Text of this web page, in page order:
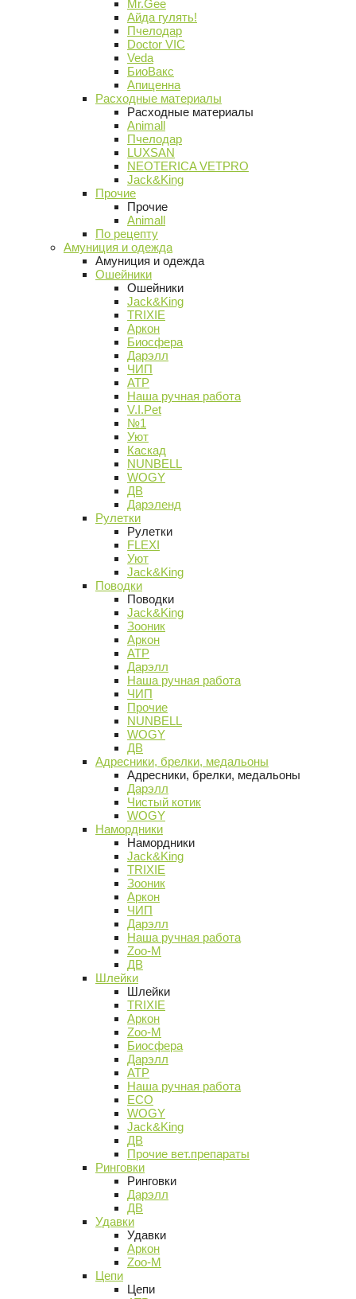
Mr.Gee
Айда гулять!
Пчелодар
Doctor VIC
Veda
БиоВакс
Апиценна
Расходные материалы
Расходные материалы
Animall
Пчелодар
LUXSAN
NEOTERICA VETPRO
Jack&King
Прочие
Прочие
Animall
По рецепту
Амуниция и одежда
Амуниция и одежда
Ошейники
Ошейники
Jack&King
TRIXIE
Аркон
Биосфера
Дарэлл
ЧИП
АТР
Наша ручная работа
V.I.Pet
№1
Уют
Каскад
NUNBELL
WOGY
ДВ
Дарэленд
Рулетки
Рулетки
FLEXI
Уют
Jack&King
Поводки
Поводки
Jack&King
Зооник
Аркон
АТР
Дарэлл
Наша ручная работа
ЧИП
Прочие
NUNBELL
WOGY
ДВ
Адресники, брелки, медальоны
Адресники, брелки, медальоны
Дарэлл
Чистый котик
WOGY
Намордники
Намордники
Jack&King
TRIXIE
Зооник
Аркон
ЧИП
Дарэлл
Наша ручная работа
Zoo-M
ДВ
Шлейки
Шлейки
TRIXIE
Аркон
Zoo-M
Биосфера
Дарэлл
АТР
Наша ручная работа
ECO
WOGY
Jack&King
ДВ
Прочие вет.препараты
Ринговки
Ринговки
Дарэлл
ДВ
Удавки
Удавки
Аркон
Zoo-M
Цепи
Цепи